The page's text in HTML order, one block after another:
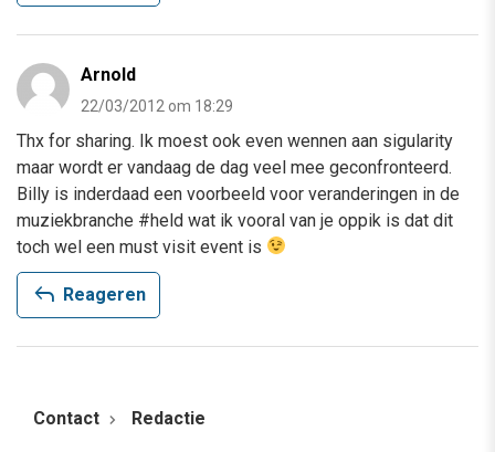
Arnold
22/03/2012 om 18:29
Thx for sharing. Ik moest ook even wennen aan sigularity
maar wordt er vandaag de dag veel mee geconfronteerd.
Billy is inderdaad een voorbeeld voor veranderingen in de
muziekbranche #held wat ik vooral van je oppik is dat dit
toch wel een must visit event is
reply Reageren
Contact Redactie